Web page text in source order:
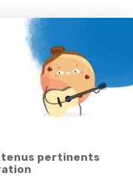
Conditions
générales de